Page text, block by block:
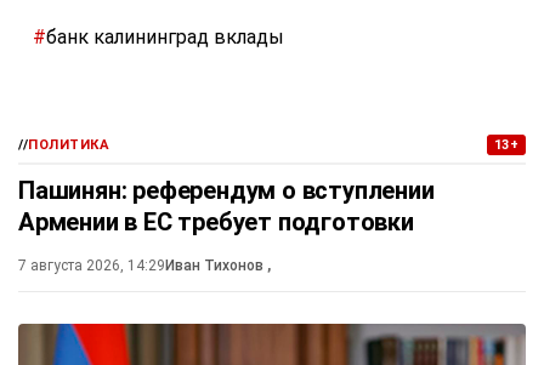
#банк калининград вклады
//ПОЛИТИКА 13+
Пашинян: референдум о вступлении
Армении в ЕС требует подготовки
7 августа 2026, 14:29Иван Тихонов ,